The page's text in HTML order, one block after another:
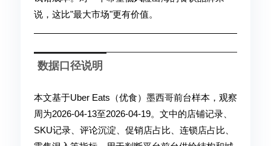
说，这比"最大市场"更有价值。
数据口径说明
本文基于Uber Eats（优食）墨西哥前台样本，观察
周为2026-04-13至2026-04-19。文中的店铺记录、
SKU记录、评论沉淀、促销店占比、连锁店占比、